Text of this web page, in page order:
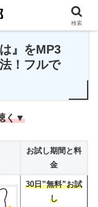
』をMP3
！フルで
く▼
お試し期間と料
金
30日”無料”お試
し
検索